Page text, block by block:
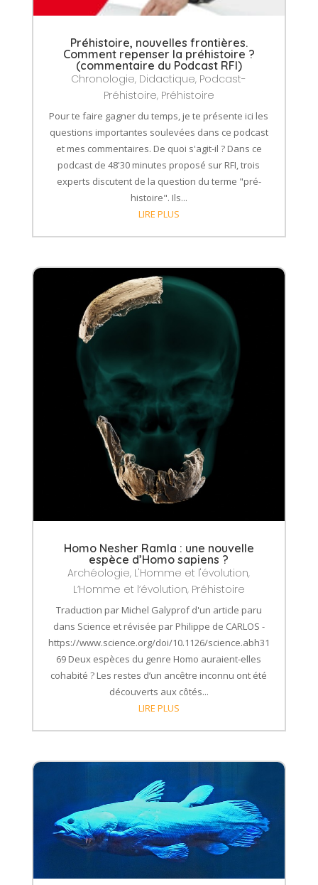
Préhistoire, nouvelles frontières.
Comment repenser la préhistoire ?
(commentaire du Podcast RFI)
Chronologie, Didactique, Podcast-
Préhistoire, Préhistoire
Pour te faire gagner du temps, je te présente ici les
questions importantes soulevées dans ce podcast
et mes commentaires. De quoi s'agit-il ? Dans ce
podcast de 48'30 minutes proposé sur RFI, trois
experts discutent de la question du terme "pré-
histoire". Ils...
LIRE PLUS
Homo Nesher Ramla : une nouvelle
espèce d’Homo sapiens ?
Archéologie, L'Homme et l'évolution,
L’Homme et l’évolution, Préhistoire
Traduction par Michel Galyprof d'un article paru
dans Science et révisée par Philippe de CARLOS -
https://www.science.org/doi/10.1126/science.abh31
69 Deux espèces du genre Homo auraient-elles
cohabité ? Les restes d’un ancêtre inconnu ont été
découverts aux côtés...
LIRE PLUS